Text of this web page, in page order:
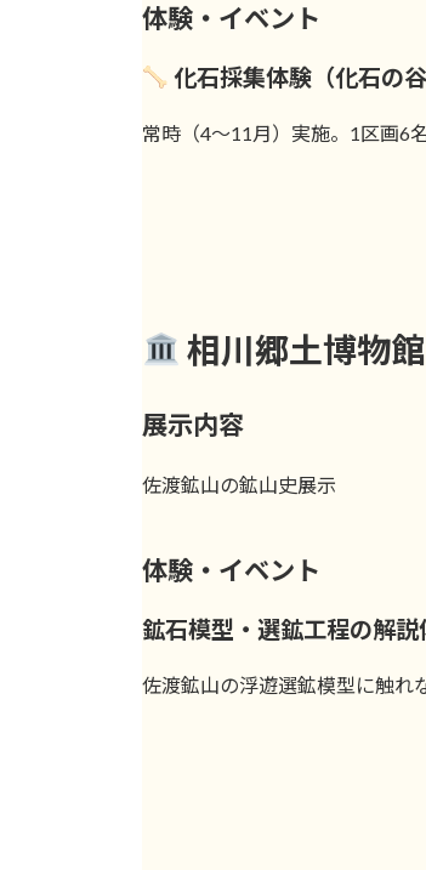
体験・イベント
化石採集体験（化石の谷
常時（4〜11月）実施。1区画6
相川郷土博物館
展示内容
佐渡鉱山の鉱山史展示
体験・イベント
鉱石模型・選鉱工程の解説
佐渡鉱山の浮遊選鉱模型に触れ